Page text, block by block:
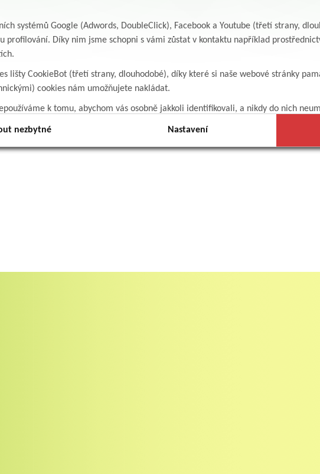
systémů Google (Adwords, DoubleClick), Facebook a Youtube (třetí strany,
profilování. Díky nim jsme schopni s vámi zůstat v kontaktu například
lišty CookieBot (třetí strany, dlouhodobé), díky které si naše webové stránky
cookies nám umožňujete nakládat.
k tomu, abychom vás osobně jakkoli identifikovali, a nikdy do nich
nezbytné Nastavení